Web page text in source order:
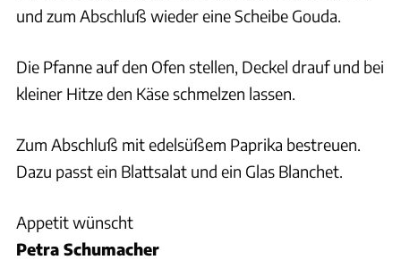
und zum Abschluß wieder eine Scheibe Gouda.
Die Pfanne auf den Ofen stellen, Deckel drauf und bei
kleiner Hitze den Käse schmelzen lassen.
Zum Abschluß mit edelsüßem Paprika bestreuen.
Dazu passt ein Blattsalat und ein Glas Blanchet.
Appetit wünscht
Petra Schumacher